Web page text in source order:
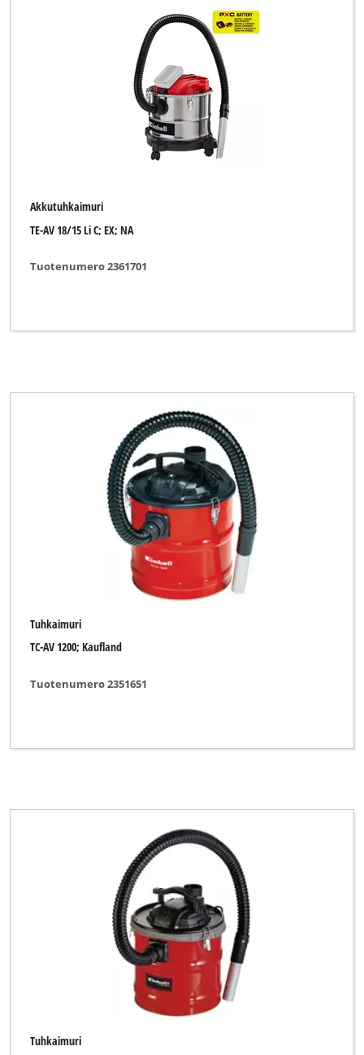
Akkutuhkaimuri
TE-AV 18/15 Li C; EX; NA
Tuotenumero 2361701
Tuhkaimuri
TC-AV 1200; Kaufland
Tuotenumero 2351651
Tuhkaimuri